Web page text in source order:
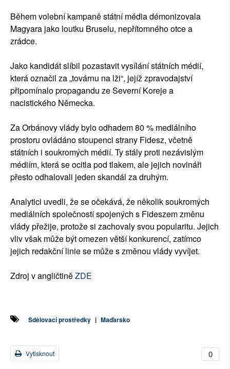
Během volební kampaně státní média démonizovala
Magyara jako loutku Bruselu, nepřítomného otce a
zrádce.
Jako kandidát slíbil pozastavit vysílání státních médií,
která označil za „továrnu na lži“, jejíž zpravodajství
připomínalo propagandu ze Severní Koreje a
nacistického Německa.
Za Orbánovy vlády bylo odhadem 80 % mediálního
prostoru ovládáno stoupenci strany Fidesz, včetně
státních i soukromých médií. Ty stály proti nezávislým
médiím, která se ocitla pod tlakem, ale jejich novináři
přesto odhalovali jeden skandál za druhým.
Analytici uvedli, že se očekává, že několik soukromých
mediálních společností spojených s Fideszem změnu
vlády přežije, protože si zachovaly svou popularitu. Jejich
vliv však může být omezen větší konkurencí, zatímco
jejich redakční linie se může s změnou vlády vyvíjet.
Zdroj v angličtiněZDE
Sdělovací prostředky | Maďarsko
0
Vytisknout